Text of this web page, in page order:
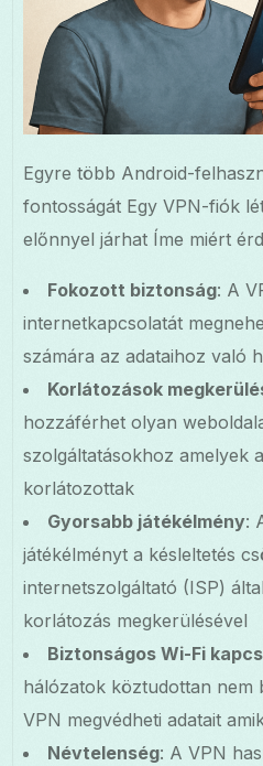
Egyre több Android-
fontosságát Egy VPN-fiók
előnnyel járhat Íme miért
Fokozott biztonság: A
internetkapcsolatát
számára az adataihoz való
Korlátozások
hozzáférhet olyan
szolgáltatásokhoz amelyek
korlátozottak
Gyorsabb játékélmény:
játékélményt a késleltetés
internetszolgáltató (ISP)
korlátozás megkerülésével
Biztonságos Wi-Fi
hálózatok köztudottan nem
VPN megvédheti adatait
Névtelenség: A VPN